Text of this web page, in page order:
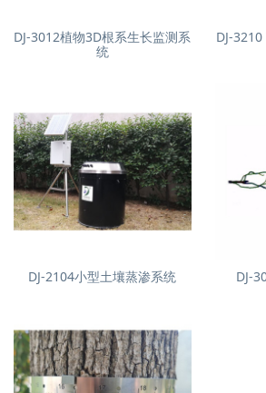
DJ-3012植物3D根系生长监测系
统
DJ-
DJ-2104小型土壤蒸渗系统 DJ-